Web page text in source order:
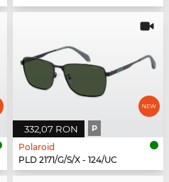
332,07 RON P
Polaroid
PLD 2171/G/S/X - 124/UC